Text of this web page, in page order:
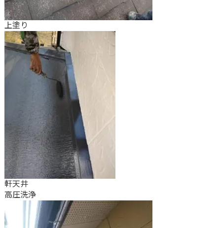
上塗り
軒天井
高圧洗浄